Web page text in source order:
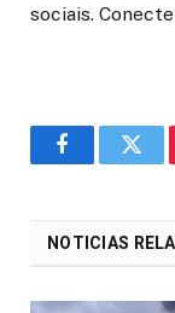
sociais.
o
NOTICIAS